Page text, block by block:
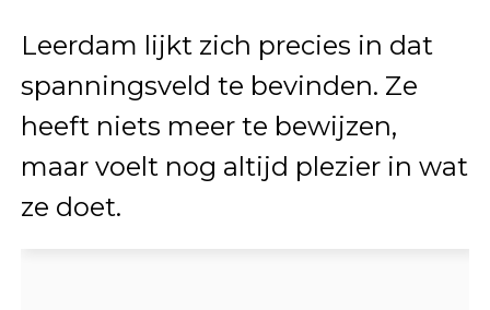
Leerdam lijkt zich precies in dat
spanningsveld te bevinden. Ze
heeft niets meer te bewijzen,
maar voelt nog altijd plezier in wat
ze doet.